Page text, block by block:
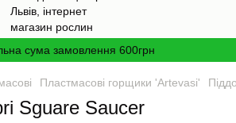
сума замовлення 600грн
Пластмасові горщики 'Artevasi'
Sguare Saucer